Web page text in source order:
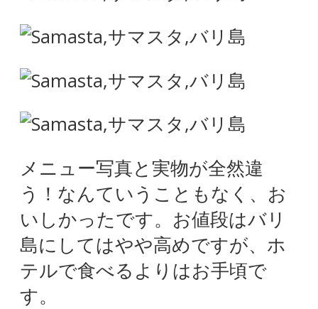
メニュー写真と実物が全然違
う！なんていうこともなく、お
いしかったです。お値段はバリ
島にしてはやや高めですが、ホ
テルで食べるよりはお手頃で
す。